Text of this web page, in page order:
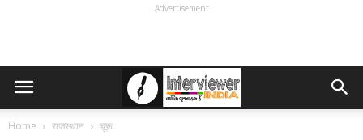
Advertisement
Home राजस्थान चूरू